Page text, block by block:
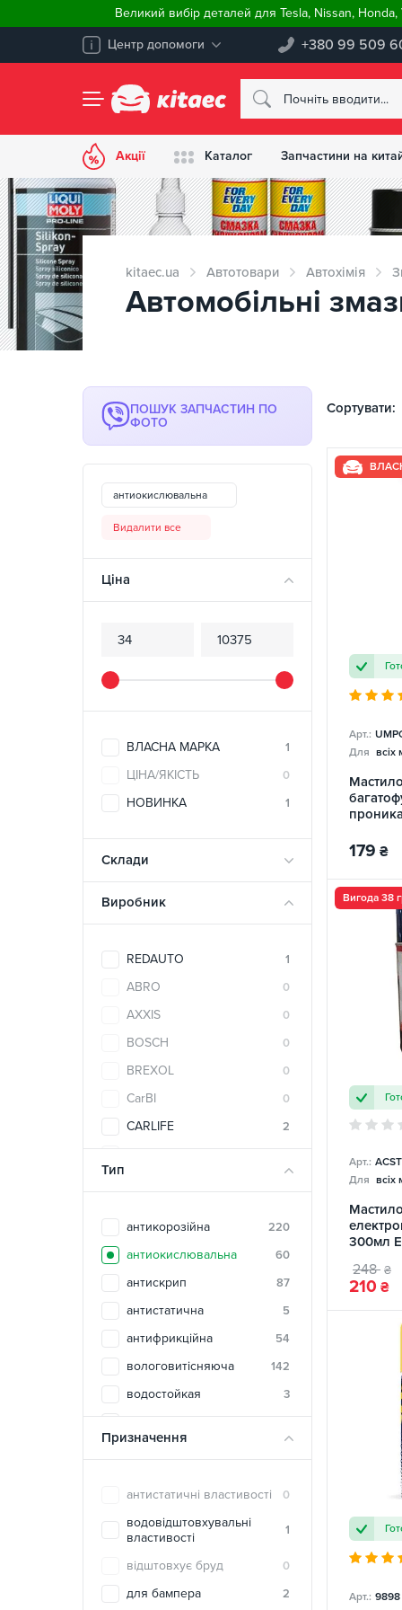
Великий вибір деталей для Tesla, Nissan, Honda,
Центр допомоги +380 99 509
Акції Каталог Запчастини на
kitaec.ua Автотовари Автохімія
Автомобільні
ПОШУК ЗАПЧАСТИН ПО
ФОТО
антиокислювальна
Видалити все
Ціна
ВЛАСНА МАРКА 1
ЦІНА/ЯКІСТЬ 0
НОВИНКА 1
Склади
Виробник
REDAUTO 1
ABRO 0
AXXIS 0
BOSCH 0
BREXOL 0
CarBI 0
CARLIFE 2
CASTROL 0
FUSION
G'zox 0
HELPIX 1
1
INTELLI
Intertool
K2 0
Kraft 0
Тип
антикорозійна 220
антиокислювальна 60
антискрип 87
антистатична 5
антифрикційна 54
вологовитісняюча 142
водостойкая 3
відновлююча 18
многофункциональная 2
монтажна/демонтажна 31
низькотемпературна 20
Призначення
антистатичні властивості 0
водовідштовхувальні
властивості
1
відштовхує бруд 0
для бампера 2
Сортувати:
Арт.:
Для всіх
179 ₴
Вигода 38
Арт.:
Для всіх
300мл
248 ₴
210 ₴
Арт.: 9898